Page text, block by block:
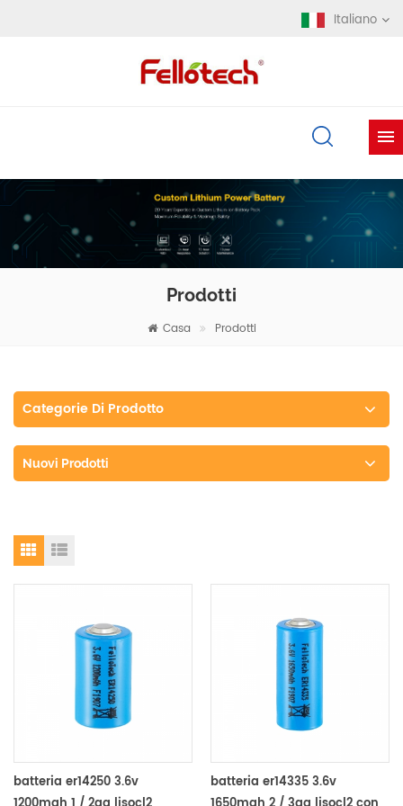
Italiano
Prodotti
Casa Prodotti
Categorie Di Prodotto
Nuovi Prodotti
batteria er14250 3.6v
batteria er14335 3.6v